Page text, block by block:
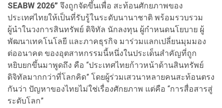
SEABW 2026” จึงถูกจัดขึ้นเพื่อ สะท้อนศักยภาพของ
ประเทศไทยให้เป็นที่รับรู้ในระดับนานาชาติ พร้อมรวบรวม
ผู้นำในวงการสินทรัพย์ ดิจิทัล นักลงทุน ผู้กำหนดนโยบาย ผู้
พัฒนาเทคโนโลยี และภาคธุรกิจ มาร่วมแลกเปลี่ยนมุมมอง
ต่ออนาคต ของอุตสาหกรรมนี้หนึ่งในประเด็นสำคัญที่ถูก
หยิบยกขึ้นมาพูดถึง คือ “ประเทศไทยก้าวหน้าด้านสินทรัพย์
ดิจิทัลมากกว่าที่โลกคิด” โดยผู้ร่วมเสวนาหลายคนสะท้อนตรง
กันว่า ปัญหาของไทยไม่ใช่เรื่องศักยภาพ แต่คือ “การสื่อสารสู่
ระดับโลก”